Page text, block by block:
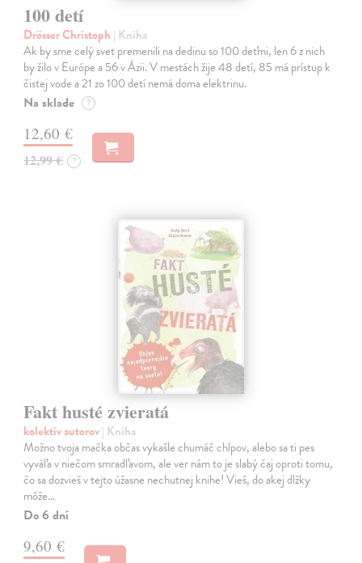
100 detí
Drösser Christoph | Kniha
Ak by sme celý svet premenili na dedinu so 100 deťmi, len 6 z nich
by žilo v Európe a 56 v Ázii. V mestách žije 48 detí, 85 má prístup k
čistej vode a 21 zo 100 detí nemá doma elektrinu.
Na sklade ?
12,60 €
12,99 € ?
Fakt husté zvieratá
kolektív autorov| Kniha
Možno tvoja mačka občas vykašle chumáč chlpov, alebo sa ti pes
vyváľa v niečom smradľavom, ale ver nám to je slabý čaj oproti tomu,
čo sa dozvieš v tejto úžasne nechutnej knihe! Vieš, do akej dlžky
môže…
Do 6 dní
9,60 €